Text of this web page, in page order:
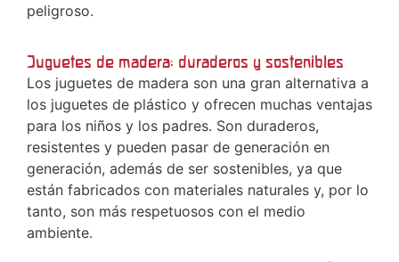
peligroso.
Juguetes de madera: duraderos y sostenibles
Los juguetes de madera son una gran alternativa a
los juguetes de plástico y ofrecen muchas ventajas
para los niños y los padres. Son duraderos,
resistentes y pueden pasar de generación en
generación, además de ser sostenibles, ya que
están fabricados con materiales naturales y, por lo
tanto, son más respetuosos con el medio
ambiente.